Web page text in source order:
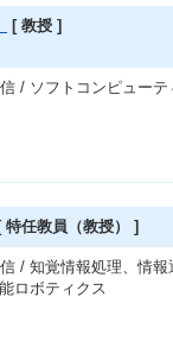
[ 教授 ]
/ ソフトコンピューテ
[ 特任教員（教授） ]
/ 知覚情報処理、情報
ロボティクス